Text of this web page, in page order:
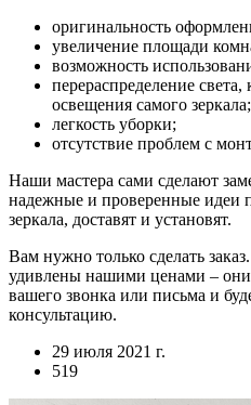
оригинальность
увеличение площади
возможность
перераспределение света,
освещения самого зеркала;
легкость уборки;
отсутствие проблем с
Наши мастера сами сделают
надежные и проверенные идеи
зеркала, доставят и установят.
Вам нужно только сделать
удивлены нашими ценами –
вашего звонка или письма и
консультацию.
29 июля 2021 г.
519